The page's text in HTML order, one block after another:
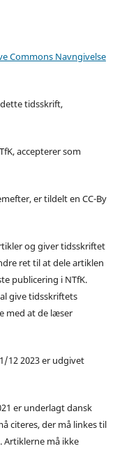
Commons Navngivelse
tidsskrift,
accepterer som
er tildelt en CC-By
og giver tidsskriftet
ret til at dele artiklen
publicering i NTfK.
give tidsskriftets
med at de læser
12 2023 er udgivet
er underlagt dansk
citeres, der må linkes til
Artiklerne må ikke